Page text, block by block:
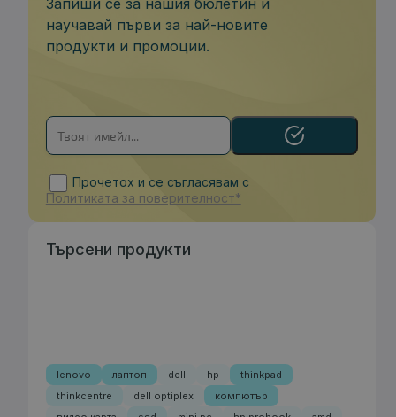
Запиши се за нашия бюлетин и
научавай първи за най-новите
продукти и промоции.
Прочетох и се съгласявам с
Политиката за поверителност*
Търсени продукти
lenovo лаптоп dell hp
thinkpad
thinkcentre
dell optiplex
компютър